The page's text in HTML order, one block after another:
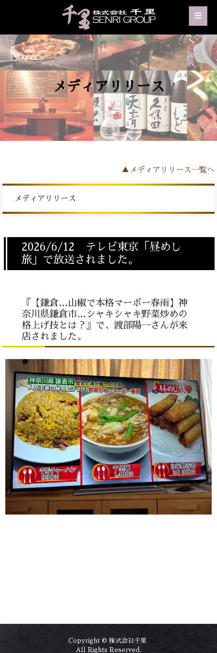
メディアリリース
▲メディアリリース一覧へ
メディアリリース
2026/6/12 テレビ東京「昼めし
旅」で放送されました。
『【鎌倉…山椒で本格マーボー春雨】神
奈川県鎌倉市…シャキシャキ野菜炒めの
格上げ技とは？』で、渡部陽一さんが来
店されました。
Copyright © 株式会社千里
All Rights Reserved.